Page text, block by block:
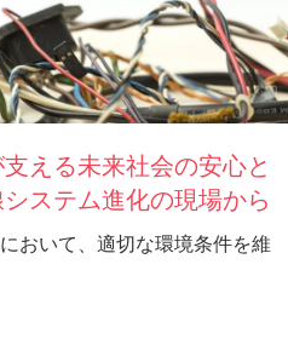
える未来社会の安心と
ステム進化の現場から
おいて、適切な環境条件を維